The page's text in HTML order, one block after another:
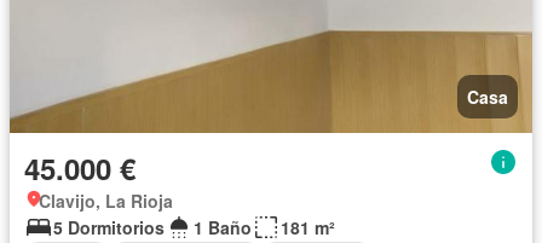
Casa
45.000 €
Clavijo, La Rioja
5 Dormitorios
1 Baño
181 m²